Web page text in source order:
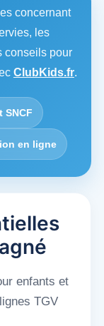
concernant
les
conseils pour
ClubKids.fr.
SNCF
en ligne
enfants et
TGV